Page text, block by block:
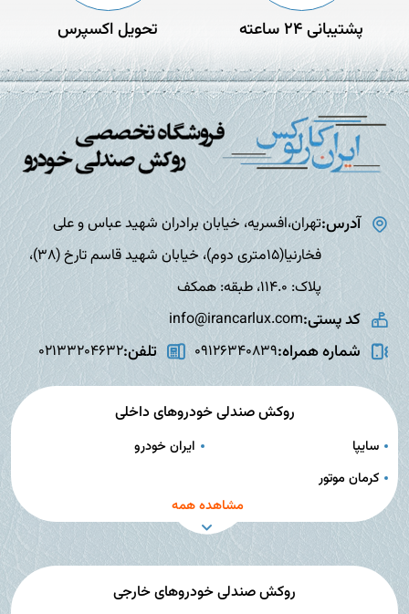
پشتیبانی 24 ساعته تحویل اکسپرس
آدرس:تهران،افسریه، خیابان برادران شهید عباس و علی
فخارنیا(15متری دوم)، خیابان شهید قاسم تارخ (38)،
پلاک: 114.0، طبقه: همکف
کد پستی:info@irancarlux.com
شماره همراه:09126340839 تلفن:02133204632
روکش صندلی خودروهای داخلی
سایپا
ایران خودرو
کرمان موتور
مشاهده همه
روکش صندلی خودروهای خارجی